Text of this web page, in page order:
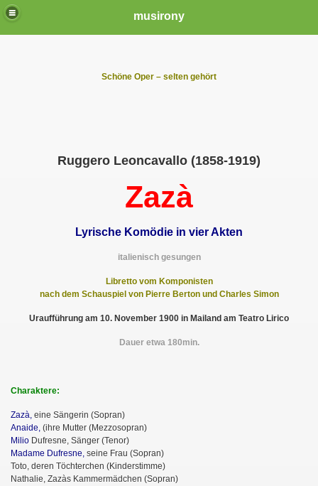
musirony
Schöne Oper – selten gehört
Ruggero Leoncavallo (1858-1919)
Zazà
Lyrische Komödie in vier Akten
italienisch gesungen
Libretto vom Komponisten
nach dem Schauspiel von Pierre Berton und Charles Simon
Uraufführung am 10. November 1900 in Mailand am Teatro Lirico
Dauer etwa 180min.
Charaktere:
Zazà, eine Sängerin (Sopran)
Anaide, (ihre Mutter (Mezzosopran)
Milio Dufresne, Sänger (Tenor)
Madame Dufresne, seine Frau (Sopran)
Toto, deren Töchterchen (Kinderstimme)
Nathalie, Zazàs Kammermädchen (Sopran)